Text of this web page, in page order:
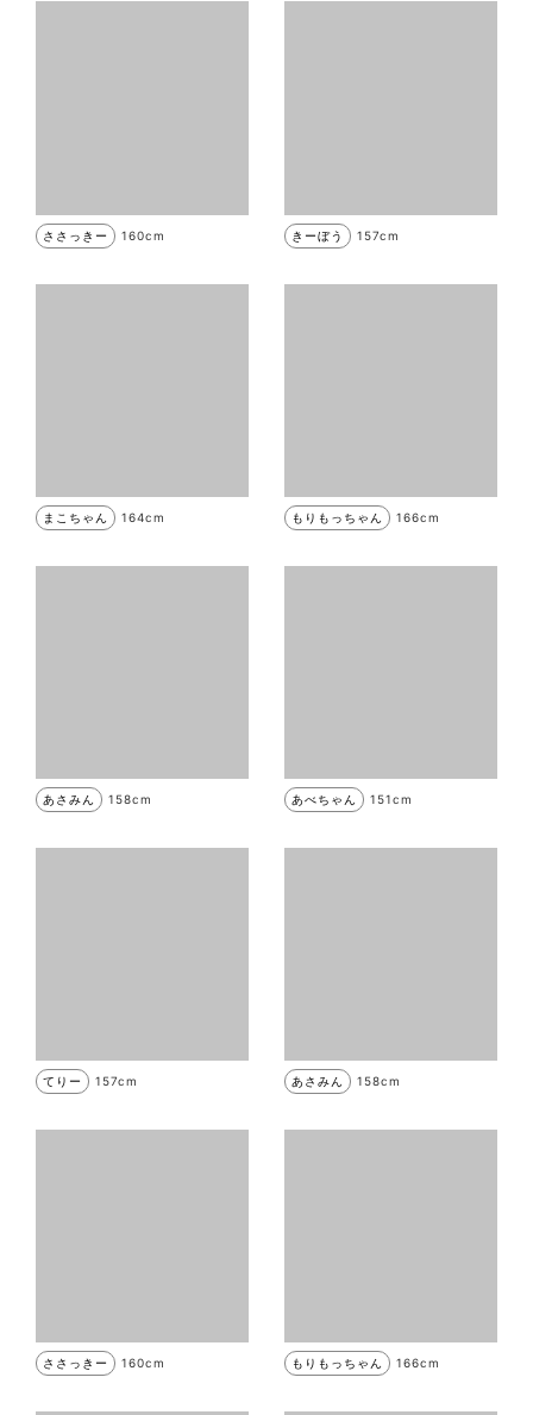
ささっきー 160cm きーぼう 157cm
まこちゃん 164cm もりもっちゃん 166cm
あさみん 158cm あべちゃん 151cm
てりー 157cm あさみん 158cm
ささっきー 160cm もりもっちゃん 166cm